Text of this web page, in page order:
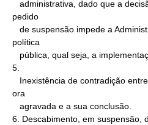
pedido
política
5.
ora
6. Descabimento, em suspensão,